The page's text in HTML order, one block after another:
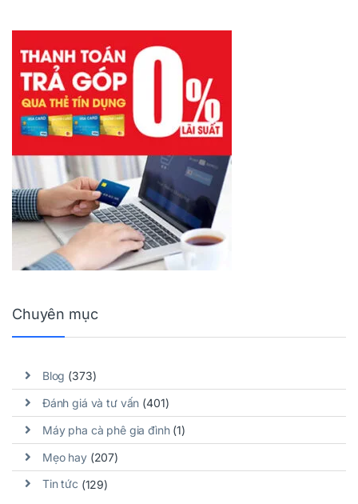
Chuyên mục
Blog (373)
Đánh giá và tư vấn (401)
Máy pha cà phê gia đình(1)
Mẹo hay(207)
Tin tức (129)